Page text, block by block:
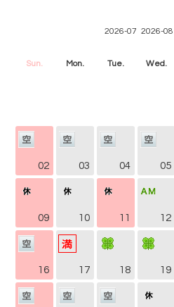
2026-07 2026-08
Sun. Mon. Tue. Wed.
02 03 04 05
09 10 11 12
16 17 18 19